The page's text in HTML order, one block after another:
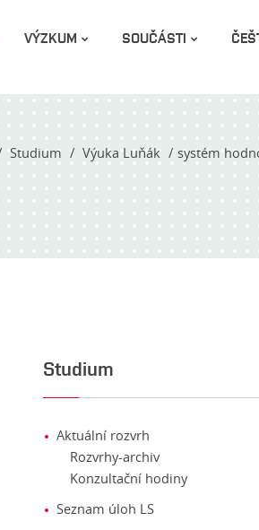
VÝZKUM SOUČÁSTI
Studium Výuka Luňák systém
Studium
Aktuální rozvrh
Rozvrhy-archiv
Konzultační hodiny
Seznam úloh LS